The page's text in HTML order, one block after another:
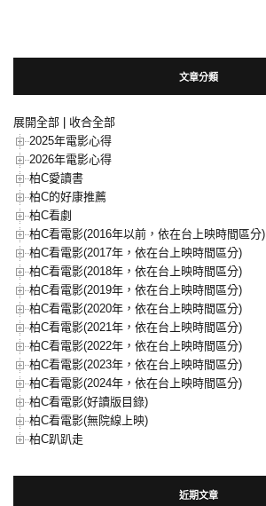
文章分類
展開全部
收合全部
2025年電影心得
2026年電影心得
柏C愛讀書
柏C的好康推薦
柏C看劇
柏C看電影(2016年以前，依在台上映時間區分)
柏C看電影(2017年，依在台上映時間區分)
柏C看電影(2018年，依在台上映時間區分)
柏C看電影(2019年，依在台上映時間區分)
柏C看電影(2020年，依在台上映時間區分)
柏C看電影(2021年，依在台上映時間區分)
柏C看電影(2022年，依在台上映時間區分)
柏C看電影(2023年，依在台上映時間區分)
柏C看電影(2024年，依在台上映時間區分)
柏C看電影(好讀版目錄)
柏C看電影(無院線上映)
柏C趴趴走
近期文章